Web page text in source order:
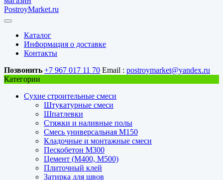
Каталог
Информация о доставке
Контакты
Позвонить +7 967 017 11 70 Email : postroymarket@yandex.ru
Категории
Сухие строительные смеси
Штукатурные смеси
Шпатлевки
Стяжки и наливные полы
Смесь универсальная М150
Кладочные и монтажные смеси
Пескобетон М300
Цемент (М400, М500)
Плиточный клей
Затирка для швов